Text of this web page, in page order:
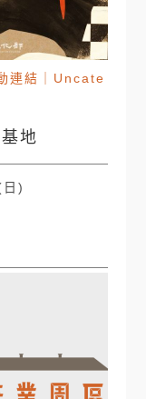
連結
Uncate
地
)